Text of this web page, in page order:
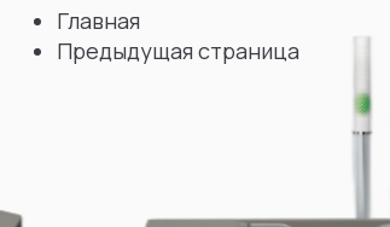
Главная
Предыдущая страница